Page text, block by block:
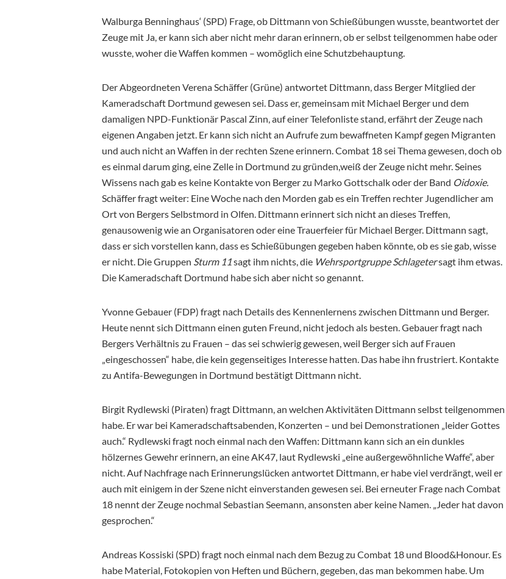
Walburga Benninghaus‘ (SPD) Frage, ob Dittmann von Schießübungen wusste, beantwortet der
Zeuge mit Ja, er kann sich aber nicht mehr daran erinnern, ob er selbst teilgenommen habe oder
wusste, woher die Waffen kommen – womöglich eine Schutzbehauptung.
Der Abgeordneten Verena Schäffer (Grüne) antwortet Dittmann, dass Berger Mitglied der
Kameradschaft Dortmund gewesen sei. Dass er, gemeinsam mit Michael Berger und dem
damaligen NPD-Funktionär Pascal Zinn, auf einer Telefonliste stand, erfährt der Zeuge nach
eigenen Angaben jetzt. Er kann sich nicht an Aufrufe zum bewaffneten Kampf gegen Migranten
und auch nicht an Waffen in der rechten Szene erinnern. Combat 18 sei Thema gewesen, doch ob
es einmal darum ging, eine Zelle in Dortmund zu gründen,weiß der Zeuge nicht mehr. Seines
Wissens nach gab es keine Kontakte von Berger zu Marko Gottschalk oder der Band Oidoxie.
Schäffer fragt weiter: Eine Woche nach den Morden gab es ein Treffen rechter Jugendlicher am
Ort von Bergers Selbstmord in Olfen. Dittmann erinnert sich nicht an dieses Treffen,
genausowenig wie an Organisatoren oder eine Trauerfeier für Michael Berger. Dittmann sagt,
dass er sich vorstellen kann, dass es Schießübungen gegeben haben könnte, ob es sie gab, wisse
er nicht. Die Gruppen Sturm 11sagt ihm nichts, die Wehrsportgruppe Schlagetersagt ihm etwas.
Die Kameradschaft Dortmund habe sich aber nicht so genannt.
Yvonne Gebauer (FDP) fragt nach Details des Kennenlernens zwischen Dittmann und Berger.
Heute nennt sich Dittmann einen guten Freund, nicht jedoch als besten. Gebauer fragt nach
Bergers Verhältnis zu Frauen – das sei schwierig gewesen, weil Berger sich auf Frauen
„eingeschossen“ habe, die kein gegenseitiges Interesse hatten. Das habe ihn frustriert. Kontakte
zu Antifa-Bewegungen in Dortmund bestätigt Dittmann nicht.
Birgit Rydlewski (Piraten) fragt Dittmann, an welchen Aktivitäten Dittmann selbst teilgenommen
habe. Er war bei Kameradschaftsabenden, Konzerten – und bei Demonstrationen „leider Gottes
auch.“ Rydlewski fragt noch einmal nach den Waffen: Dittmann kann sich an ein dunkles
hölzernes Gewehr erinnern, an eine AK47, laut Rydlewski „eine außergewöhnliche Waffe“, aber
nicht. Auf Nachfrage nach Erinnerungslücken antwortet Dittmann, er habe viel verdrängt, weil er
auch mit einigem in der Szene nicht einverstanden gewesen sei. Bei erneuter Frage nach Combat
18 nennt der Zeuge nochmal Sebastian Seemann, ansonsten aber keine Namen. „Jeder hat davon
gesprochen.“
Andreas Kossiski (SPD) fragt noch einmal nach dem Bezug zu Combat 18 und Blood&Honour. Es
habe Material, Fotokopien von Heften und Büchern, gegeben, das man bekommen habe. Um